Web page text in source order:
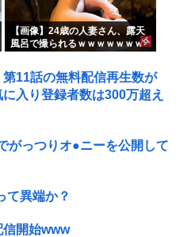
【画像】24歳の人妻さん、露天
風呂で撮られるｗｗｗｗｗｗｗ
11話の無料配信再生数が
入り登録者数は300万超え
がっつりオ●ニーを公開して
て異端か？
信開始www